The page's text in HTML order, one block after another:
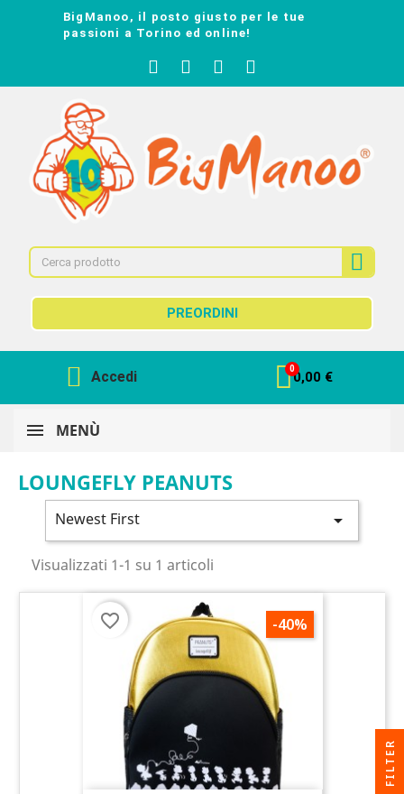
BigManoo, il posto giusto per le tue
passioni a Torino ed online!
PREORDINI
Accedi 0,00 €
MENÙ
LOUNGEFLY PEANUTS
Newest First 
Visualizzati 1-1 su 1 articoli
-40%
favorite_border
R